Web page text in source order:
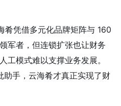
肴凭借多元化品牌矩阵与 160
军者，但连锁扩张也让财务
工模式难以支撑业务发展。
手，云海肴才真正实现了财